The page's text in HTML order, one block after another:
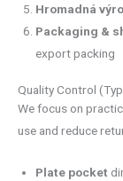
Hromadná
Packaging &
export packing
Quality Control
We focus on
use and reduce
Plate pocket